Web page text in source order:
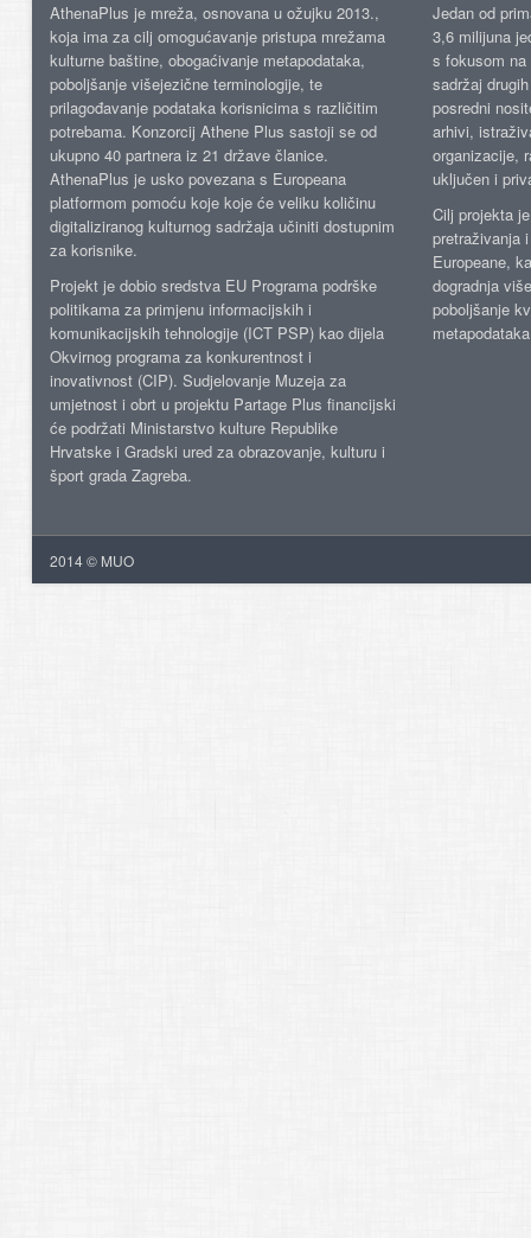
AthenaPlus je mreža, osnovana u ožujku 2013.,
koja ima za cilj omogućavanje pristupa mrežama
kulturne baštine, obogaćivanje metapodataka,
poboljšanje višejezične terminologije, te
prilagođavanje podataka korisnicima s različitim
potrebama. Konzorcij Athene Plus sastoji se od
ukupno 40 partnera iz 21 države članice.
AthenaPlus je usko povezana s Europeana
platformom pomoću koje koje će veliku količinu
digitaliziranog kulturnog sadržaja učiniti dostupnim
za korisnike.
Projekt je dobio sredstva EU Programa podrške
politikama za primjenu informacijskih i
komunikacijskih tehnologije (ICT PSP) kao dijela
Okvirnog programa za konkurentnost i
inovativnost (CIP). Sudjelovanje Muzeja za
umjetnost i obrt u projektu Partage Plus financijski
će podržati Ministarstvo kulture Republike
Hrvatske i Gradski ured za obrazovanje, kulturu i
šport grada Zagreba.
Jedan od
3,6 milijuna
s fokusom
sadržaj
posredni
arhivi,
organizacije,
uključen i
Cilj projekta
pretraživanja
Europeane,
dogradnja
poboljšanje
2014 © MUO